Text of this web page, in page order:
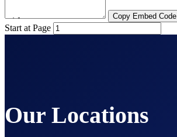
Copy Embed Code
Start at Page
Our Locations